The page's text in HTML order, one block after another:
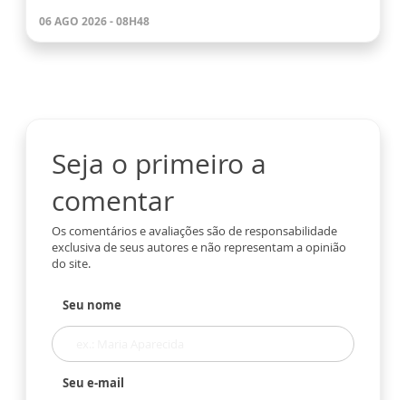
06 AGO 2026 - 08H48
Seja o primeiro a
comentar
Os comentários e avaliações são de responsabilidade
exclusiva de seus autores e não representam a opinião
do site.
Seu nome
Seu e-mail